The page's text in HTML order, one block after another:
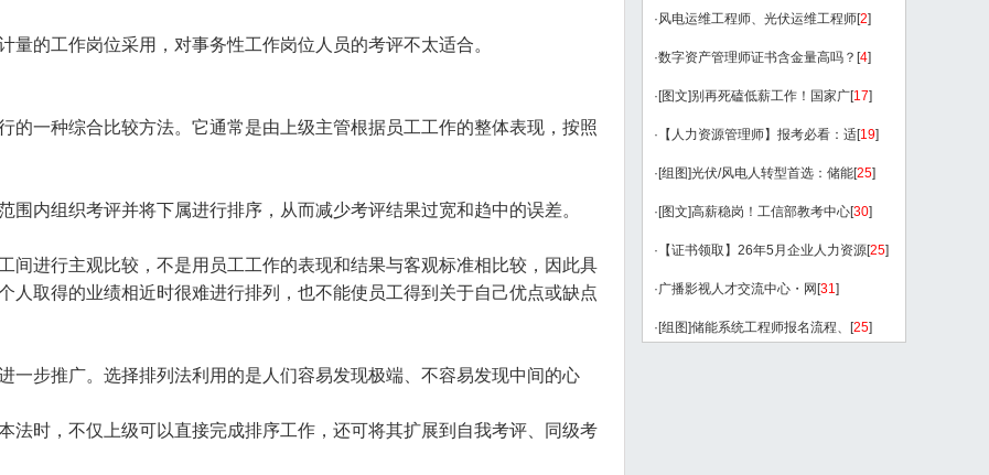
的工作岗位采用，对事务性工作岗位人员的考评不太适合。
一种综合比较方法。它通常是由上级主管根据员工工作的整体表现，按照
内组织考评并将下属进行排序，从而减少考评结果过宽和趋中的误差。
进行主观比较，不是用员工工作的表现和结果与客观标准相比较，因此具
人取得的业绩相近时很难进行排列，也不能使员工得到关于自己优点或缺点
步推广。选择排列法利用的是人们容易发现极端、不容易发现中间的心
时，不仅上级可以直接完成排序工作，还可将其扩展到自我考评、同级考
· 风电运维工程师、光伏运维工程师[2]
·数字资产管理师证书含金量高吗？[4]
·[图文]别再死磕低薪工作！国家广[17]
· 【人力资源管理师】报考必看：适[19]
·[组图]光伏/风电人转型首选：储能[25]
·[图文]高薪稳岗！工信部教考中心[30]
· 【证书领取】26年5月企业人力资源[25]
·广播影视人才交流中心・网[31]
·[组图]储能系统工程师报名流程、[25]